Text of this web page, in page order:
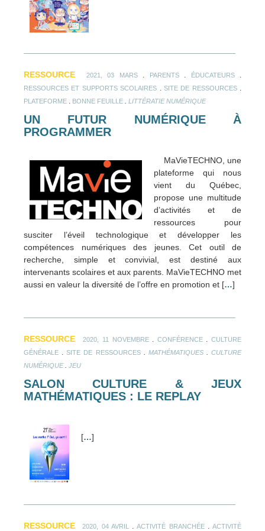
RESSOURCE 2021, 03 MARS. PARENTS. ÉDUCATEURS.
RESSOURCES ET SUPPORTS SCOLAIRES SITE DE RESSOURCES.
PLATEFORME BONNE FEUILLE LITTÉRATIE NUMÉRIQUE
UN FUTUR NUMÉRIQUE À
PROGRAMMER
MaVieTECHNO, une
plateforme qui nous
vient du Québec,
propose une multitude
d’activités et de
ressources pour
susciter l’éveil technologique et développer les
compétences numériques des jeunes. Cet outil de
recherche, simple et convivial, est destiné aux
intervenants scolaires et aux parents. MaVieTECHNO met
aussi en valeur la diversité de l’offre en promotion et […]
RESSOURCE 2020, 11 NOVEMBRE. CONFÉRENCE. CULTURE
GÉNÉRALE .SITE DE RESSOURCES. MATHÉMATIQUES. CULTURE
NUMÉRIQUE. JEU
SALON CULTURE & JEUX
MATHÉMATIQUES : LE REPLAY
[…]
RESSOURCE 2020, 04 AVRIL ACTIVITÉ BRANCHÉE. ACTIVITÉ